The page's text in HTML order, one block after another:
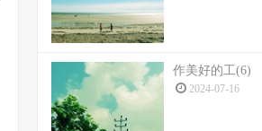
作美好的工(6)
2024-07-16